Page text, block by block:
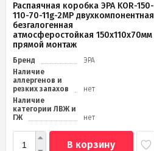
Распаячная коробка ЭРА KOR-150-
110-70-11g-2MP двухкомпонентная
безгалогенная
атмосферостойкая 150х110х70мм
прямой монтаж
Бренд
ЭРА
Наличие
аллергенов и
резких запахов
нет
Наличие
категории ЛВЖ и
ГЖ
нет
В корзину